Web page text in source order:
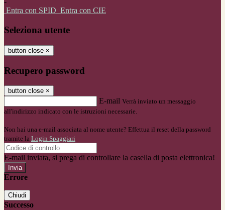
Entra con SPID Entra con CIE
Seleziona utente
button close ×
Recupero password
button close ×
E-mail Verrà inviato un messaggio
all'indirizzo indicato con le istruzioni necessarie.
Non hai una e-mail associata al nome utente? Effettua il reset della password
tramite la Login Spaggiari
E-mail inviata, si prega di controllare la casella di posta elettronica!
Errore
Chiudi
Successo